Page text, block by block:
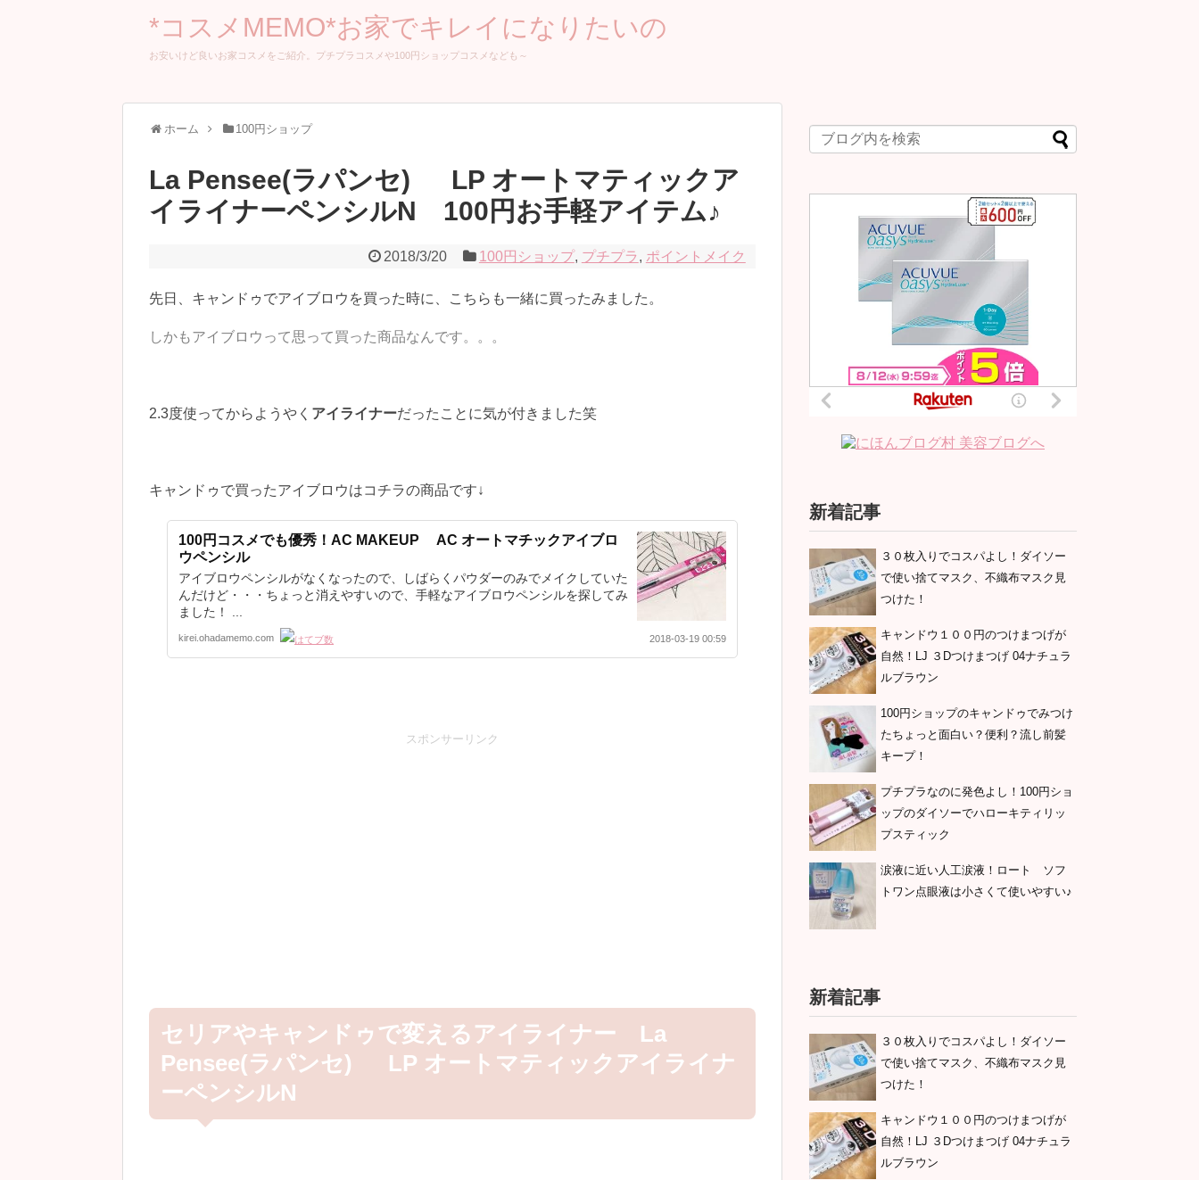
*コスメMEMO*お家でキレイになりたいの
お安いけど良いお家コスメをご紹介。プチプラコスメや100円ショップコスメなども～
ホーム 100円ショップ
La Pensee(ラパンセ) LP オートマティックア
イライナーペンシルN 100円お手軽アイテム♪
2018/3/20 100円ショップ, プチプラ, ポイントメイク
先日、キャンドゥでアイブロウを買った時に、こちらも一緒に買ったみました。
しかもアイブロウって思って買った商品なんです。。。
2.3度使ってからようやく アイライナーだったことに気が付きました笑
キャンドゥで買ったアイブロウはコチラの商品です↓
100円コスメでも優秀！AC MAKEUP AC オートマチックアイブロ
ウペンシル
アイブロウペンシルがなくなったので、しばらくパウダーのみでメイクしていた
んだけど・・・ちょっと消えやすいので、手軽なアイブロウペンシルを探してみ
ました！ ...
kirei.ohadamemo.com 2018-03-19 00:59
スポンサーリンク
セリアやキャンドゥで変えるアイライナー La
Pensee(ラパンセ) LP オートマティックアイライナ
ーペンシルN
新着記事
３０枚入りでコスパよし！ダイソー
で使い捨てマスク、不織布マスク見
つけた！
キャンドウ１００円のつけまつげが
自然！LJ ３Dつけまつげ 04ナチュラ
ルブラウン
100円ショップのキャンドゥでみつけ
たちょっと面白い？便利？流し前髪
キープ！
プチプラなのに発色よし！100円ショ
ップのダイソーでハローキティリッ
プスティック
涙液に近い人工涙液！ロート ソフ
トワン点眼液は小さくて使いやすい♪
新着記事
３０枚入りでコスパよし！ダイソー
で使い捨てマスク、不織布マスク見
つけた！
キャンドウ１００円のつけまつげが
自然！LJ ３Dつけまつげ 04ナチュラ
ルブラウン